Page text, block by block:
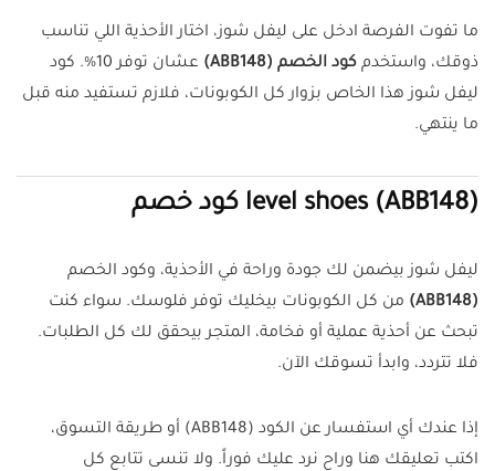
ما تفوت الفرصة ادخل على ليفل شوز، اختار الأحذية اللي تناسب
ذوقك، واستخدم كود الخصم (ABB148)
عشان توفر 10%. كود
ليفل شوز هذا الخاص بزوار كل الكوبونات، فلازم تستفيد منه قبل
ما ينتهي.
(ABB148) level shoes كود خصم
ليفل شوز بيضمن لك جودة وراحة في الأحذية، وكود الخصم
(ABB148)
من كل الكوبونات بيخليك توفر فلوسك. سواء كنت
تبحث عن أحذية عملية أو فخامة، المتجر بيحقق لك كل الطلبات.
فلا تتردد، وابدأ تسوقك الآن.
إذا عندك أي استفسار عن الكود (ABB148) أو طريقة التسوق،
اكتب تعليقك هنا وراح نرد عليك فوراً. ولا تنسى تتابع كل